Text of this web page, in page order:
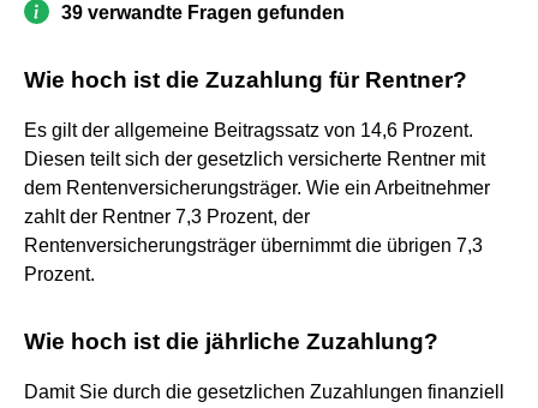
39 verwandte Fragen gefunden
Wie hoch ist die Zuzahlung für Rentner?
Es gilt der allgemeine Beitragssatz von 14,6 Prozent.
Diesen teilt sich der gesetzlich versicherte Rentner mit
dem Rentenversicherungsträger. Wie ein Arbeitnehmer
zahlt der Rentner 7,3 Prozent, der
Rentenversicherungsträger übernimmt die übrigen 7,3
Prozent.
Wie hoch ist die jährliche Zuzahlung?
Damit Sie durch die gesetzlichen Zuzahlungen finanziell